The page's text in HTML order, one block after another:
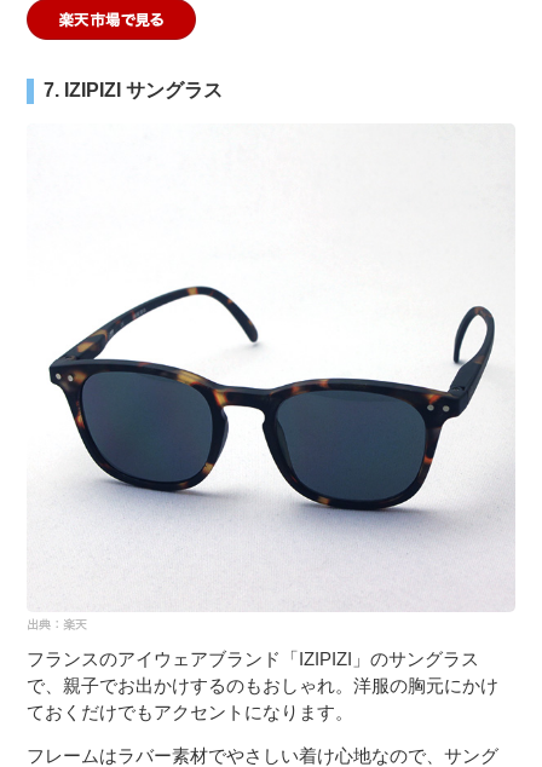
7. IZIPIZI サングラス
フランスのアイウェアブランド「IZIPIZI」のサングラス
で、親子でお出かけするのもおしゃれ。洋服の胸元にかけ
ておくだけでもアクセントになります。
フレームはラバー素材でやさしい着け心地なので、サング